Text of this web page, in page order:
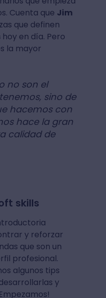
Cuenta que Jim
que definen
hoy en día. Pero
la mayor
no son el
sino de
hacemos con
hace la gran
calidad de
skills
y reforzar
que son un
profesional.
algunos tips
y